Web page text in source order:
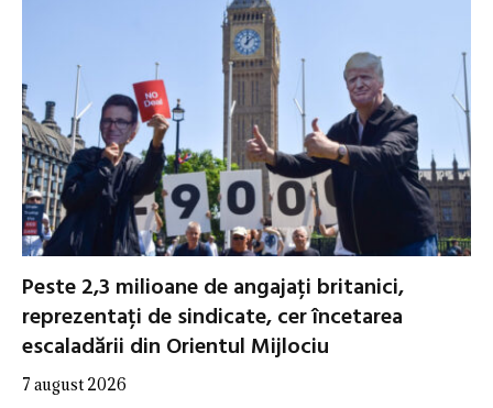
Peste 2,3 milioane de angajați britanici,
reprezentați de sindicate, cer încetarea
escaladării din Orientul Mijlociu
7 august 2026